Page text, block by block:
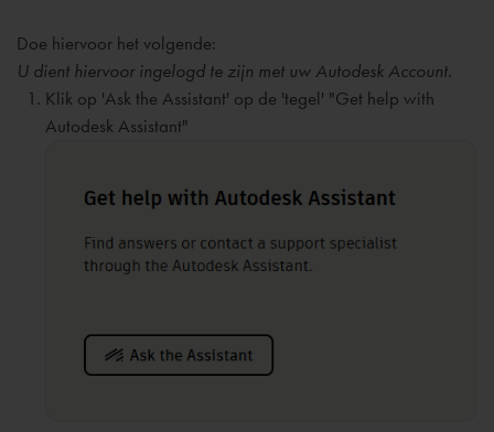
Doe hiervoor het volgende:
U dient hiervoor ingelogd te zijn met uw Autodesk Account.
Klik op 'Ask the Assistant' op de 'tegel' "Get help with
Autodesk Assistant"